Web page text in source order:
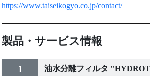
https://www.taiseikogyo.co.jp/contact/
製品・サービス情報
1 油水分離フィルタ